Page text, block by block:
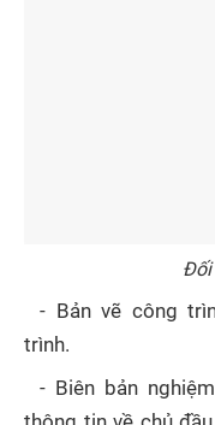
Đối
- Bản vẽ công
trình.
- Biên bản